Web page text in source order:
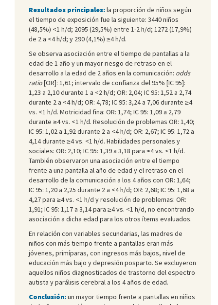
Resultados principales:la proporción de niños según
el tiempo de exposición fue la siguiente: 3440 niños
(48,5%) <1 h/d; 2095 (29,5%) entre 1-2 h/d; 1272 (17,9%)
de 2 a <4 h/d; y 290 (4,1%) ≥4 h/d.
Se observa asociación entre el tiempo de pantallas a la
edad de 1 año y un mayor riesgo de retraso en el
desarrollo a la edad de 2 años en la comunicación: odds
ratio[OR]: 1,61; intervalo de confianza del 95% [IC 95]:
1,23 a 2,10 durante 1 a <2 h/d; OR: 2,04; IC 95: 1,52 a 2,74
durante 2 a <4 h/d; OR: 4,78; IC 95: 3,24 a 7,06 durante ≥4
vs. <1 h/d. Motricidad fina: OR: 1,74; IC 95: 1,09 a 2,79
durante ≥4 vs. <1 h/d. Resolución de problemas OR: 1,40;
IC 95: 1,02 a 1,92 durante 2 a <4 h/d; OR: 2,67; IC 95: 1,72 a
4,14 durante ≥4 vs. <1 h/d. Habilidades personales y
sociales: OR: 2,10; IC 95: 1,39 a 3,18 para ≥4 vs. <1 h/d.
También observaron una asociación entre el tiempo
frente a una pantalla al año de edad y el retraso en el
desarrollo de la comunicación a los 4 años con OR: 1,64;
IC 95: 1,20 a 2,25 durante 2 a <4 h/d; OR: 2,68; IC 95: 1,68 a
4,27 para ≥4 vs. <1 h/d y resolución de problemas: OR:
1,91; IC 95: 1,17 a 3,14 para ≥4 vs. <1 h/d, no encontrando
asociación a dicha edad para los otros ítems evaluados.
En relación con variables secundarias, las madres de
niños con más tiempo frente a pantallas eran más
jóvenes, primíparas, con ingresos más bajos, nivel de
educación más bajo y depresión posparto. Se excluyeron
aquellos niños diagnosticados de trastorno del espectro
autista y parálisis cerebral a los 4 años de edad.
Conclusión:un mayor tiempo frente a pantallas en niños